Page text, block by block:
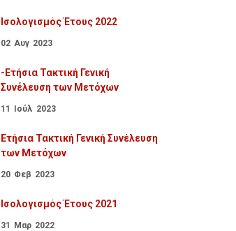
Ισολογισμός Έτους 2022
02 Αυγ 2023
-Ετήσια Τακτική Γενική
Συνέλευση των Μετόχων
11 Ιούλ 2023
Ετήσια Τακτική Γενική Συνέλευση
των Μετόχων
20 Φεβ 2023
Ισολογισμός Έτους 2021
31 Μαρ 2022